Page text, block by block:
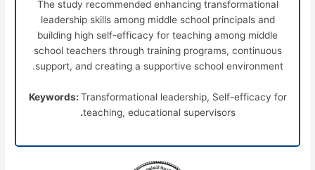
The study recommended enhancing transformational
leadership skills among middle school principals and
building high self-efficacy for teaching among middle
school teachers through training programs, continuous
support, and creating a supportive school environment.
Keywords: Transformational leadership, Self-efficacy for
teaching, educational supervisors
.